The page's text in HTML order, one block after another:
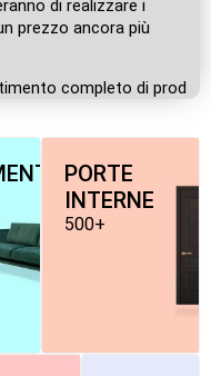
di realizzare i
prezzo ancora più
completo di prod
PORTE
INTERNE
500+